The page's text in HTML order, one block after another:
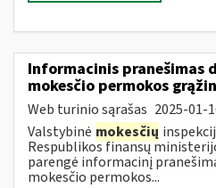
Informacinis pranešimas
mokesčio permokos
Web turinio sąrašas 2025-01-
Valstybinė mokesčių
Respublikos finansų
parengė informacinį
mokesčio permokos...